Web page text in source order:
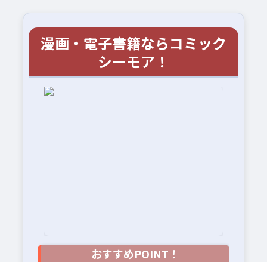
漫画・電子書籍ならコミック
シーモア！
おすすめPOINT！